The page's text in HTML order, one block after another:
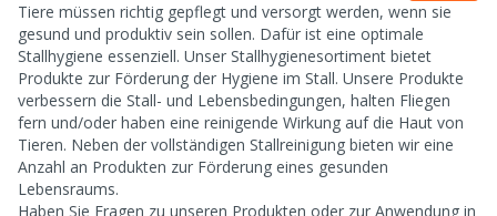
Tiere müssen richtig gepflegt und versorgt werden, wenn sie
gesund und produktiv sein sollen. Dafür ist eine optimale
Stallhygiene essenziell. Unser Stallhygienesortiment bietet
Produkte zur Förderung der Hygiene im Stall. Unsere Produkte
verbessern die Stall- und Lebensbedingungen, halten Fliegen
fern und/oder haben eine reinigende Wirkung auf die Haut von
Tieren. Neben der vollständigen Stallreinigung bieten wir eine
Anzahl an Produkten zur Förderung eines gesunden
Lebensraums.
Haben Sie Fragen zu unseren Produkten oder zur Anwendung in